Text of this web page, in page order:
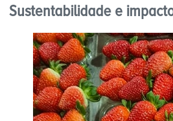
Sustentabilidade e